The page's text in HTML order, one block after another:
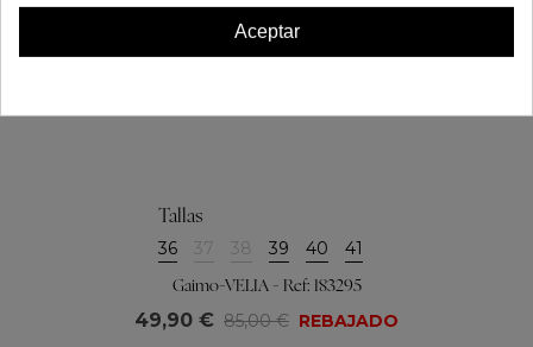
Tallas
36 37 38 39 40 41
Gaimo-VELIA - Ref: 183295
49,90 € 85,00 € REBAJADO
Aceptar